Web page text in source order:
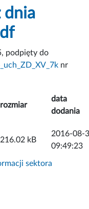
dnia
podpięty do
nr
rozmiar
data
dodania
216.02 kB
2016-08-
09:49:23
sektora